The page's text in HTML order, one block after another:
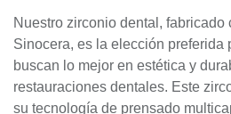
Nuestro zirconio dental, fabricado
Sinocera, es la elección preferida
buscan lo mejor en estética y
restauraciones dentales. Este
su tecnología de prensado